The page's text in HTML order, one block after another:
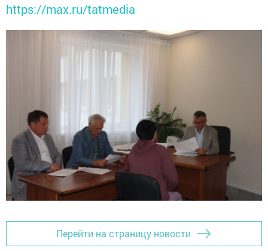
https://max.ru/tatmedia
Перейти на страницу новости